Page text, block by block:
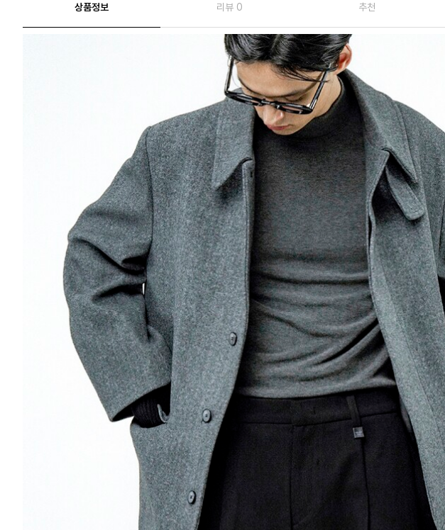
상품정보 리뷰 0 추천